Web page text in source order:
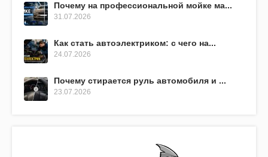
Почему на профессиональной мойке ма...
31.07.2026
Как стать автоэлектриком: с чего на...
24.07.2026
Почему стирается руль автомобиля и ...
23.07.2026